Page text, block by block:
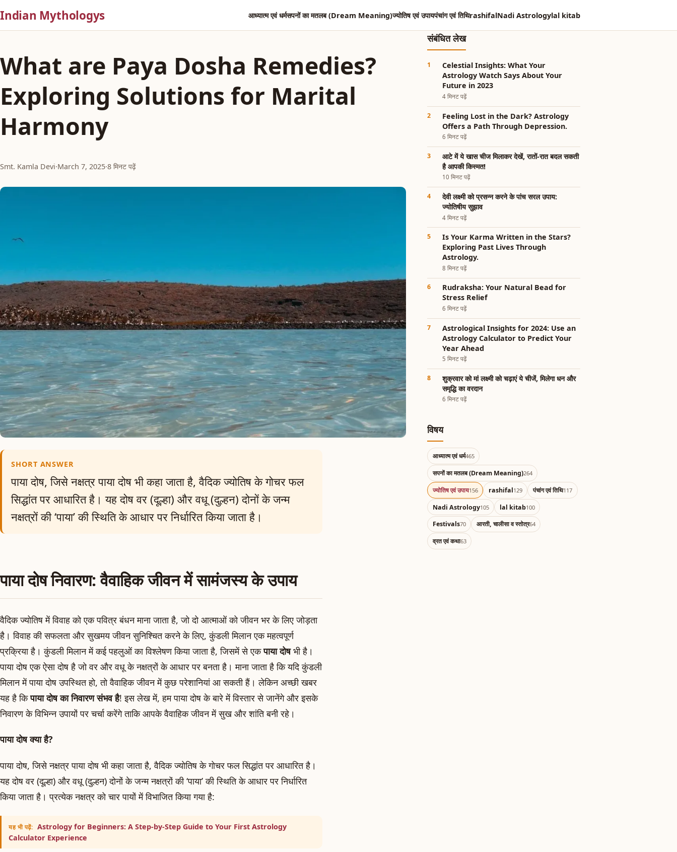
Indian Mythologys आध्यात्म एवं धर्मसपनों का मतलब (Dream Meaning)ज्योतिष एवं उपायपंचांग एवं तिथिrashifalNadi Astrologylal kitab
What are Paya Dosha Remedies?
Exploring Solutions for Marital
Harmony
Smt. Kamla Devi·March 7, 2025·8 मिनट पढ़ें
SHORT ANSWER
पाया दोष, जिसे नक्षत्र पाया दोष भी कहा जाता है, वैदिक ज्योतिष के गोचर फल
सिद्धांत पर आधारित है। यह दोष वर (दूल्हा) और वधू (दुल्हन) दोनों के जन्म
नक्षत्रों की ‘पाया’ की स्थिति के आधार पर निर्धारित किया जाता है।
पाया दोष निवारण: वैवाहिक जीवन में सामंजस्य के उपाय
वैदिक ज्योतिष में विवाह को एक पवित्र बंधन माना जाता है, जो दो आत्माओं को जीवन भर के लिए जोड़ता
है। विवाह की सफलता और सुखमय जीवन सुनिश्चित करने के लिए, कुंडली मिलान एक महत्वपूर्ण
प्रक्रिया है। कुंडली मिलान में कई पहलुओं का विश्लेषण किया जाता है, जिसमें से एकपाया दोषभी है।
पाया दोष एक ऐसा दोष है जो वर और वधू के नक्षत्रों के आधार पर बनता है। माना जाता है कि यदि कुंडली
मिलान में पाया दोष उपस्थित हो, तो वैवाहिक जीवन में कुछ परेशानियां आ सकती हैं। लेकिन अच्छी खबर
यह है किपाया दोष का निवारण संभव है! इस लेख में, हम पाया दोष के बारे में विस्तार से जानेंगे और इसके
निवारण के विभिन्न उपायों पर चर्चा करेंगे ताकि आपके वैवाहिक जीवन में सुख और शांति बनी रहे।
पाया दोष क्या है?
पाया दोष, जिसे नक्षत्र पाया दोष भी कहा जाता है, वैदिक ज्योतिष के गोचर फल सिद्धांत पर आधारित है।
यह दोष वर (दूल्हा) और वधू (दुल्हन) दोनों के जन्म नक्षत्रों की ‘पाया’ की स्थिति के आधार पर निर्धारित
किया जाता है। प्रत्येक नक्षत्र को चार पायों में विभाजित किया गया है:
यह भी पढ़ें: Astrology for Beginners: A Step-by-Step Guide to Your First Astrology
Calculator Experience
संबंधित लेख
Celestial Insights: What Your
Astrology Watch Says About Your
Future in 2023
4 मिनट पढ़ें
Feeling Lost in the Dark? Astrology
Offers a Path Through Depression.
6 मिनट पढ़ें
आटे में ये खास चीज मिलाकर देखें, रातों-रात बदल सकती
है आपकी किस्मत!
10 मिनट पढ़ें
देवी लक्ष्मी को प्रसन्न करने के पांच सरल उपाय:
ज्योतिषीय सुझाव
4 मिनट पढ़ें
Is Your Karma Written in the Stars?
Exploring Past Lives Through
Astrology.
8 मिनट पढ़ें
Rudraksha: Your Natural Bead for
Stress Relief
6 मिनट पढ़ें
Astrological Insights for 2024: Use an
Astrology Calculator to Predict Your
Year Ahead
5 मिनट पढ़ें
शुक्रवार को मां लक्ष्मी को चढ़ाएं ये चीजें, मिलेगा धन और
समृद्धि का वरदान
6 मिनट पढ़ें
विषय
आध्यात्म एवं धर्म465
सपनों का मतलब (Dream Meaning)264
ज्योतिष एवं उपाय156 rashifal129 पंचांग एवं तिथि117
Nadi Astrology105 lal kitab100
Festivals70 आरती, चालीसा व स्तोत्र64
व्रत एवं कथा63